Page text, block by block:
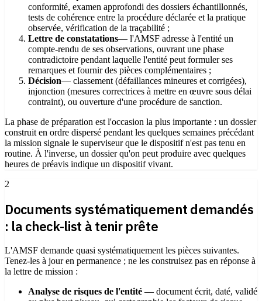
conformité, examen approfondi des dossiers échantillonnés,
tests de cohérence entre la procédure déclarée et la pratique
observée, vérification de la traçabilité ;
Lettre de constatations— l'AMSF adresse à l'entité un
compte-rendu de ses observations, ouvrant une phase
contradictoire pendant laquelle l'entité peut formuler ses
remarques et fournir des pièces complémentaires ;
Décision— classement (défaillances mineures et corrigées),
injonction (mesures correctrices à mettre en œuvre sous délai
contraint), ou ouverture d'une procédure de sanction.
La phase de préparation est l'occasion la plus importante : un dossier
construit en ordre dispersé pendant les quelques semaines précédant
la mission signale le superviseur que le dispositif n'est pas tenu en
routine. À l'inverse, un dossier qu'on peut produire avec quelques
heures de préavis indique un dispositif vivant.
2
Documents systématiquement demandés
: la check-list à tenir prête
L'AMSF demande quasi systématiquement les pièces suivantes.
Tenez-les à jour en permanence ; ne les construisez pas en réponse à
la lettre de mission :
Analyse de risques de l'entité — document écrit, daté, validé